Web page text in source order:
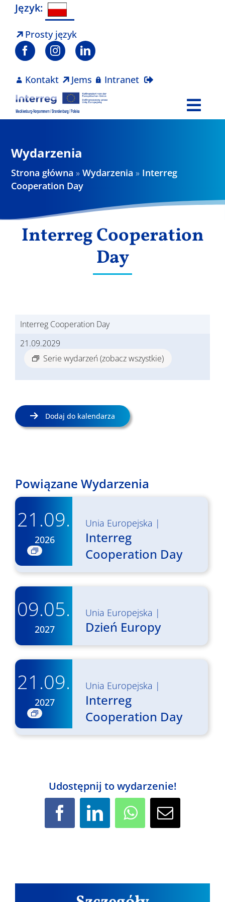
Skip
content
Język:
Prosty język
Kontakt Jems Intranet
Projekty
Wyniki
Wydarzenia
Strona główna »Wydarzenia » Interreg
Cooperation Day
Interreg Cooperation
Day
Interreg Cooperation Day
21.09.2029
Serie wydarzeń(zobacz wszystkie)
Dodaj do kalendarza
Powiązane Wydarzenia
21.09.
2026
Unia Europejska |
Interreg
Cooperation Day
09.05.
2027
Unia Europejska |
Dzień Europy
21.09.
2027
Unia Europejska |
Interreg
Cooperation Day
Udostępnij to wydarzenie!
LinkedIn WhatsAppEmail